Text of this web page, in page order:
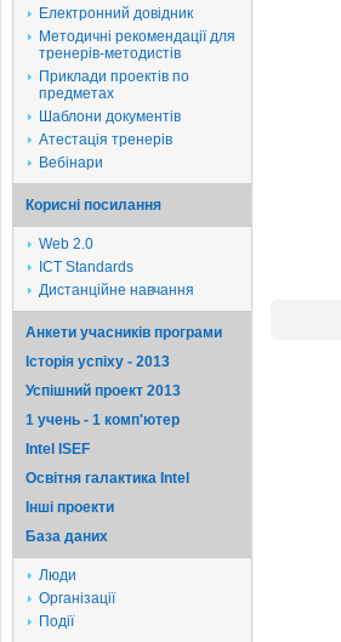
Електронний довідник
Методичні рекомендації для
тренерів-методистів
Приклади проектів по
предметах
Шаблони документів
Атестація тренерів
Вебінари
Корисні посилання
Web 2.0
ICT Standards
Дистанційне навчання
Анкети учасників програми
Історія успіху - 2013
Успішний проект 2013
1 учень - 1 комп'ютер
Intel ISEF
Освітня галактика Intel
Iншi проекти
База даних
Люди
Організації
Події